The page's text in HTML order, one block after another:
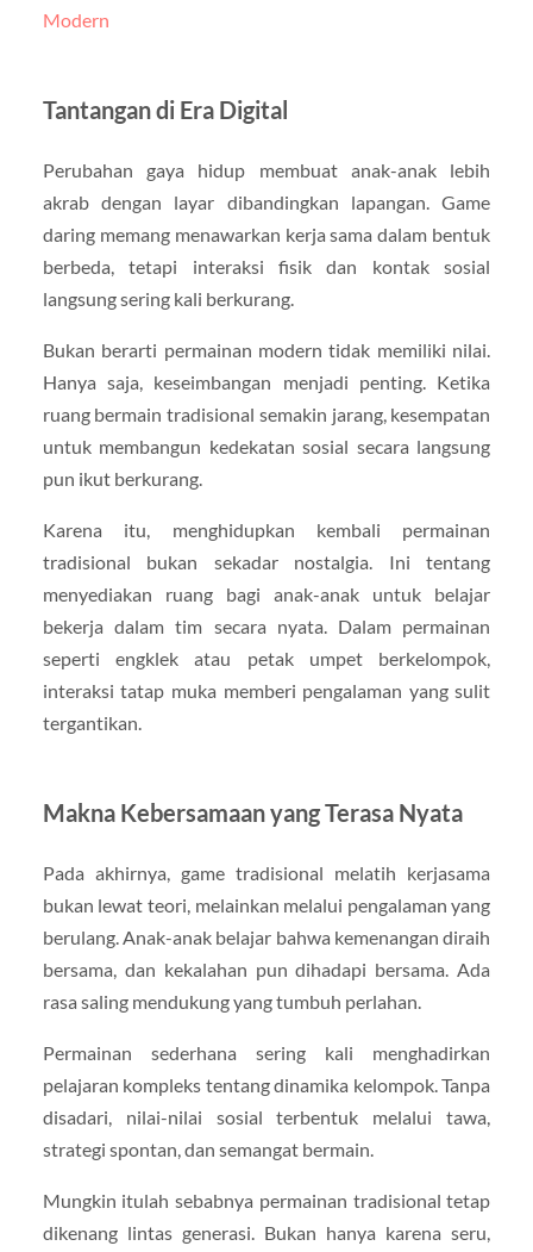
Modern
Tantangan di Era Digital
Perubahan gaya hidup membuat anak-anak lebih
akrab dengan layar dibandingkan lapangan. Game
daring memang menawarkan kerja sama dalam bentuk
berbeda, tetapi interaksi fisik dan kontak sosial
langsung sering kali berkurang.
Bukan berarti permainan modern tidak memiliki nilai.
Hanya saja, keseimbangan menjadi penting. Ketika
ruang bermain tradisional semakin jarang, kesempatan
untuk membangun kedekatan sosial secara langsung
pun ikut berkurang.
Karena itu, menghidupkan kembali permainan
tradisional bukan sekadar nostalgia. Ini tentang
menyediakan ruang bagi anak-anak untuk belajar
bekerja dalam tim secara nyata. Dalam permainan
seperti engklek atau petak umpet berkelompok,
interaksi tatap muka memberi pengalaman yang sulit
tergantikan.
Makna Kebersamaan yang Terasa Nyata
Pada akhirnya, game tradisional melatih kerjasama
bukan lewat teori, melainkan melalui pengalaman yang
berulang. Anak-anak belajar bahwa kemenangan diraih
bersama, dan kekalahan pun dihadapi bersama. Ada
rasa saling mendukung yang tumbuh perlahan.
Permainan sederhana sering kali menghadirkan
pelajaran kompleks tentang dinamika kelompok. Tanpa
disadari, nilai-nilai sosial terbentuk melalui tawa,
strategi spontan, dan semangat bermain.
Mungkin itulah sebabnya permainan tradisional tetap
dikenang lintas generasi. Bukan hanya karena seru,